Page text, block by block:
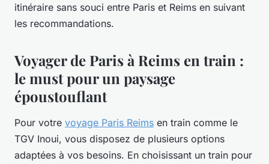
itinéraire sans souci entre Paris et Reims en suivant
les recommandations.
Voyager de Paris à Reims en train :
le must pour un paysage
époustouflant
Pour votre voyage Paris Reims en train comme le
TGV Inoui, vous disposez de plusieurs options
adaptées à vos besoins. En choisissant un train pour